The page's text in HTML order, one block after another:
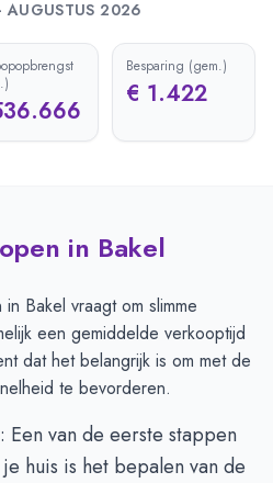
AUGUSTUS 2026
Besparing (gem.)
€ 1.422
in Bakel
Bakel vraagt om slimme
een gemiddelde verkooptijd
dat het belangrijk is om met de
te bevorderen.
: Een van de eerste stappen
huis is het bepalen van de